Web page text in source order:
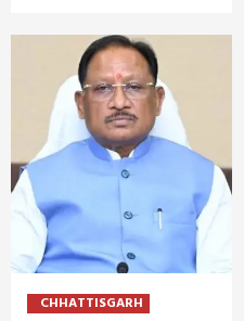
CHHATTISGARH